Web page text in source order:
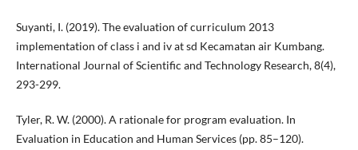
Suyanti, I. (2019). The evaluation of curriculum 2013
implementation of class i and iv at sd Kecamatan air Kumbang.
International Journal of Scientific and Technology Research, 8(4),
293-299.
Tyler, R. W. (2000). A rationale for program evaluation. In
Evaluation in Education and Human Services (pp. 85–120).